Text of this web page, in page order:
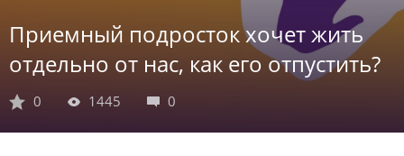
Приемный подросток хочет жить
отдельно от нас, как его отпустить?
0 1445 0